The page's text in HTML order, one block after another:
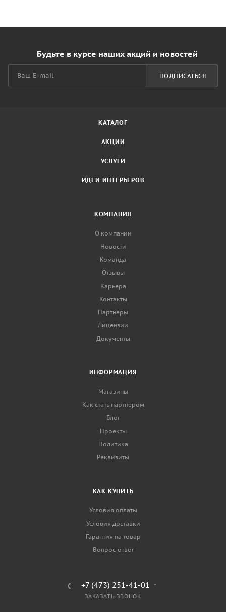
Будьте в курсе наших акций и новостей
ПОДПИСАТЬСЯ
КАТАЛОГ
АКЦИИ
УСЛУГИ
ИДЕИ ИНТЕРЬЕРОВ
КОМПАНИЯ
О компании
Новости
Команда
Отзывы
Карьера
Контакты
Партнеры
Лицензии
Документы
ИНФОРМАЦИЯ
Магазины
Как стать партнером
Блог
Проекты
Политика
Реквизиты
КАК КУПИТЬ
Условия оплаты
Условия доставки
Гарантия на товар
Вопрос-ответ
+7 (473) 251-41-01
ЗАКАЗАТЬ ЗВОНОК